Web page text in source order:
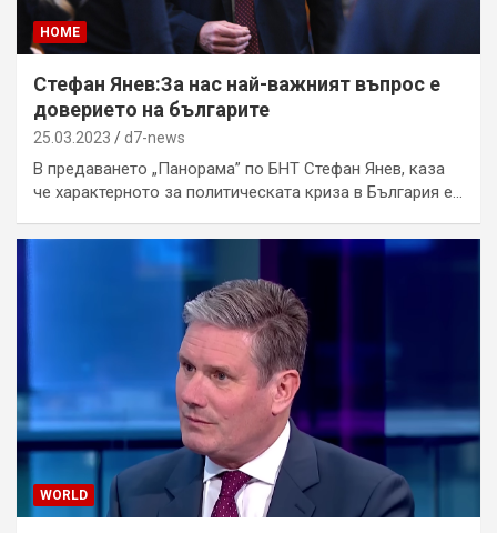
HOME
Стефан Янев:За нас най-важният въпрос е
доверието на българите
25.03.2023 d7-news
В предаването „Панорама” по БНТ Стефан Янев, каза
че характерното за политическата криза в България е…
WORLD